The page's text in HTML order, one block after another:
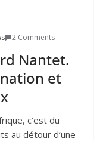
2 Comments
Nantet.
et
c’est du
au détour d’une